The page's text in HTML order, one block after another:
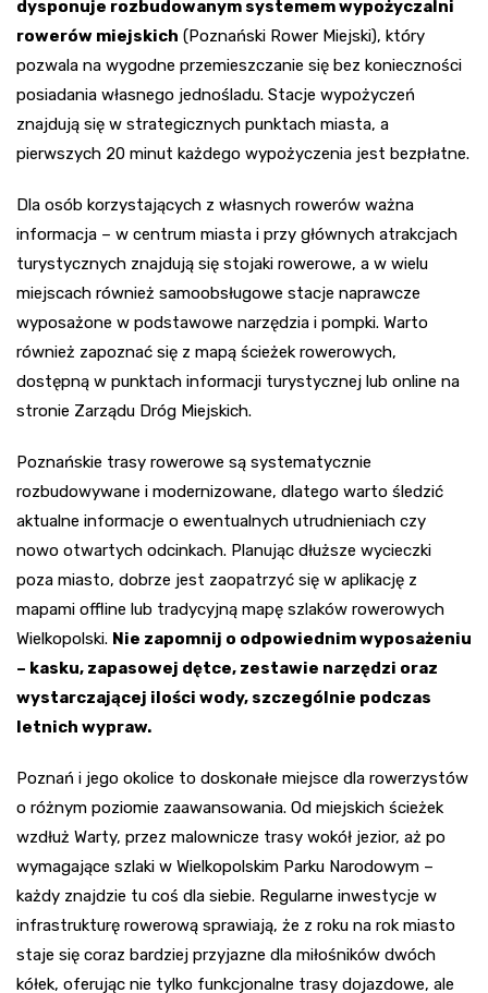
dysponuje rozbudowanym systemem wypożyczalni
rowerów miejskich (Poznański Rower Miejski), który
pozwala na wygodne przemieszczanie się bez konieczności
posiadania własnego jednośladu. Stacje wypożyczeń
znajdują się w strategicznych punktach miasta, a
pierwszych 20 minut każdego wypożyczenia jest bezpłatne.
Dla osób korzystających z własnych rowerów ważna
informacja – w centrum miasta i przy głównych atrakcjach
turystycznych znajdują się stojaki rowerowe, a w wielu
miejscach również samoobsługowe stacje naprawcze
wyposażone w podstawowe narzędzia i pompki. Warto
również zapoznać się z mapą ścieżek rowerowych,
dostępną w punktach informacji turystycznej lub online na
stronie Zarządu Dróg Miejskich.
Poznańskie trasy rowerowe są systematycznie
rozbudowywane i modernizowane, dlatego warto śledzić
aktualne informacje o ewentualnych utrudnieniach czy
nowo otwartych odcinkach. Planując dłuższe wycieczki
poza miasto, dobrze jest zaopatrzyć się w aplikację z
mapami offline lub tradycyjną mapę szlaków rowerowych
Wielkopolski. Nie zapomnij o odpowiednim wyposażeniu
– kasku, zapasowej dętce, zestawie narzędzi oraz
wystarczającej ilości wody, szczególnie podczas
letnich wypraw.
Poznań i jego okolice to doskonałe miejsce dla rowerzystów
o różnym poziomie zaawansowania. Od miejskich ścieżek
wzdłuż Warty, przez malownicze trasy wokół jezior, aż po
wymagające szlaki w Wielkopolskim Parku Narodowym –
każdy znajdzie tu coś dla siebie. Regularne inwestycje w
infrastrukturę rowerową sprawiają, że z roku na rok miasto
staje się coraz bardziej przyjazne dla miłośników dwóch
kółek, oferując nie tylko funkcjonalne trasy dojazdowe, ale